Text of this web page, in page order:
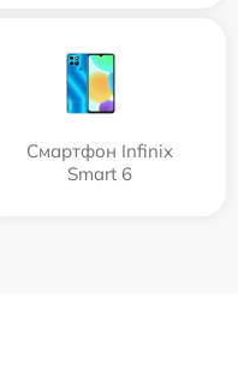
Смартфон Infinix
Smart 6